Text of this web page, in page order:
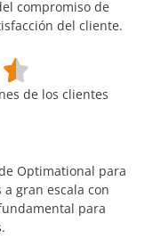
compromiso de
del cliente.
de los clientes
Optimational para
gran escala con
para